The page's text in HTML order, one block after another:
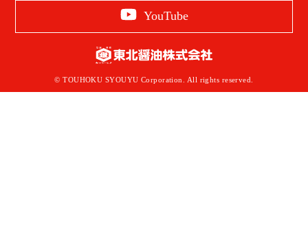
YouTube
© TOUHOKU SYOUYU Corporation. All rights reserved.